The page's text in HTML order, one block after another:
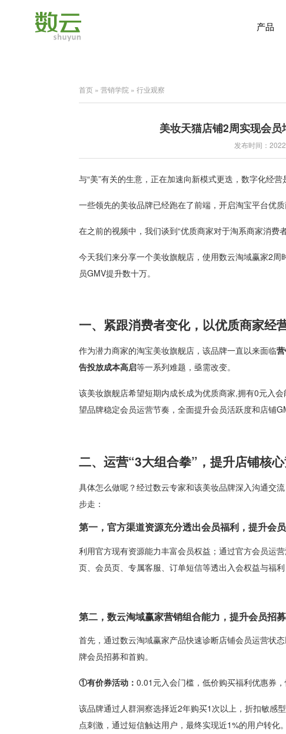
产品
首页 »营销学院 »行业观察
美妆天猫店铺2周实现会
发布时间：
与“美”有关的生意，正在加速向新模式更迭，数字化经营
一些领先的美妆品牌已经跑在了前端，开启淘宝平台优
在之前的视频中，我们谈到“优质商家对于淘系商家消费
今天我们来分享一个美妆旗舰店，使用数云淘域赢家2
员GMV提升数十万。
一、紧跟消费者变化，以优质商家经
作为潜力商家的淘宝美妆旗舰店，该品牌一直以来面临
告投放成本高启等一系列难题，亟需改变。
该美妆旗舰店希望短期内成长成为优质商家,拥有0元入
望品牌稳定会员运营节奏，全面提升会员活跃度和店铺
二、运营“3大组合拳”，提升店铺核
具体怎么做呢？经过数云专家和该美妆品牌深入沟通交
步走：
第一，官方渠道资源充分透出会员福利，提升会员
利用官方现有资源能力丰富会员权益；通过官方会员运
页、会员页、专属客服、订单短信等透出入会权益与福利
第二，数云淘域赢家营销组合能力，提升会员招募
首先，通过数云淘域赢家产品快速诊断店铺会员运营状
牌会员招募和首购。
①有价券活动：0.01元入会门槛，低价购买福利优惠券，
该品牌通过人群洞察选择近2年购买1次以上，折扣敏感
点刺激，通过短信触达用户，最终实现近1%的用户转化。